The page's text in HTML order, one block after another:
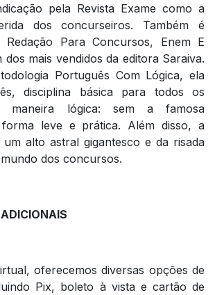
pela Revista Exame como a
dos concurseiros. Também é
Para Concursos, Enem E
dos mais vendidos da editora Saraiva.
Português Com Lógica, ela
disciplina básica para todos os
maneira lógica: sem a famosa
forma leve e prática. Além disso, a
um alto astral gigantesco e da risada
dos concursos.
oferecemos diversas opções de
Pix, boleto à vista e cartão de